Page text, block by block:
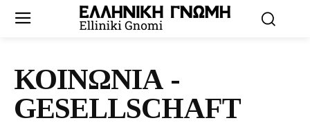
ΚΟΙΝΩΝΙΑ -
GESELLSCHAFT